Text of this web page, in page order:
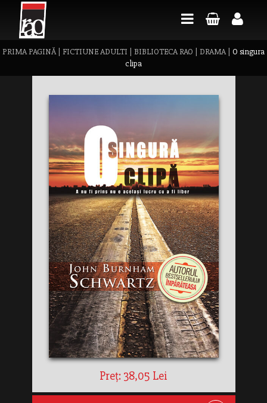
PRIMA PAGINĂ| FICTIUNE ADULTI BIBLIOTECA RAO DRAMA| O singura
clipa
Preț: 38,05 Lei